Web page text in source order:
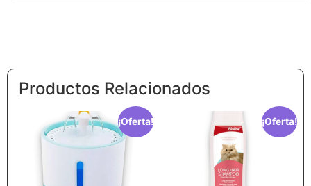
Productos Relacionados
¡Oferta! ¡Oferta!